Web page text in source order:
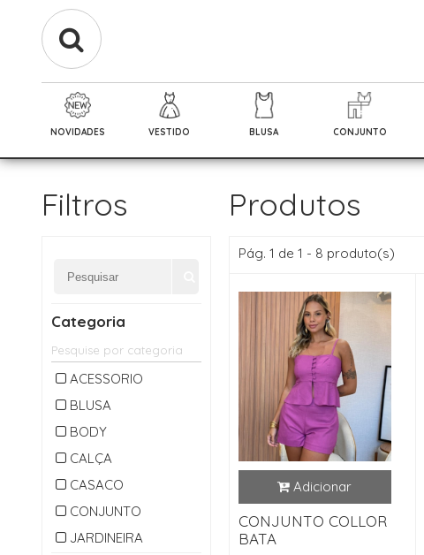
NOVIDADES VESTIDO BLUSA CONJUNTO
Filtros
Categoria
ACESSORIO
BLUSA
BODY
CALÇA
CASACO
CONJUNTO
JARDINEIRA
Produtos
Pág. 1 de 1 - 8 produto(s)
CONJUNTO COLLOR
BATA